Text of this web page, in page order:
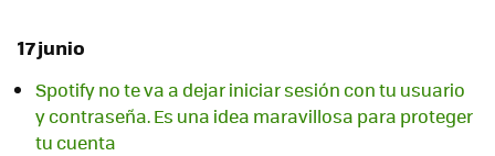
17 junio
Spotify no te va a dejar iniciar sesión con tu usuario
y contraseña. Es una idea maravillosa para proteger
tu cuenta